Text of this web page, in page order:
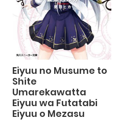
Eiyuu no Musume to
Shite
Umarekawatta
Eiyuu wa Futatabi
Eiyuu o Mezasu